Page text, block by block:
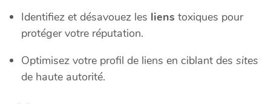
Identifiez et désavouez les liens toxiques pour
protéger votre réputation.
Optimisez votre profil de liens en ciblant des sites
de haute autorité.